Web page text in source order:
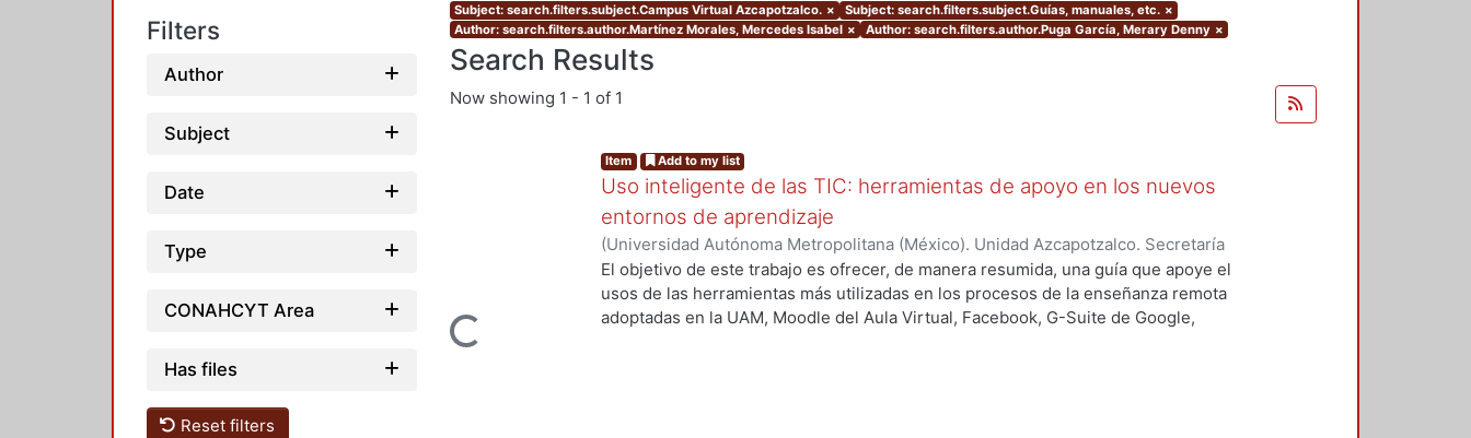
Filters
Author
Subject
Date
Type
CONAHCYT Area
Has files
Reset filters
Subject: search.filters.subject.Campus Virtual Azcapotzalco. × Subject: search.filters.subject.Guías, manuales, etc. ×
Author: search.filters.author.Martínez Morales, Mercedes Isabel × Author: search.filters.author.Puga García, Merary Denny ×
Search Results
Now showing 1 - 1 of 1
Loading...
Item Add to my list
Uso inteligente de las TIC: herramientas de apoyo en los nuevos
entornos de aprendizaje
(Universidad Autónoma Metropolitana (México). Unidad Azcapotzalco. Secretaría
Académica.,2021) García Castro, María Beatriz;Orozco García, Paola Yatzel;Puga
García, Merary Denny;Martínez Morales, Mercedes Isabel;Alvarado Hernández,
Alejandra; Tarango de la Torre, Juan Carlos
El objetivo de este trabajo es ofrecer, de manera resumida, una guía que apoye el
usos de las herramientas más utilizadas en los procesos de la enseñanza remota
adoptadas en la UAM, Moodle del Aula Virtual, Facebook, G-Suite de Google,